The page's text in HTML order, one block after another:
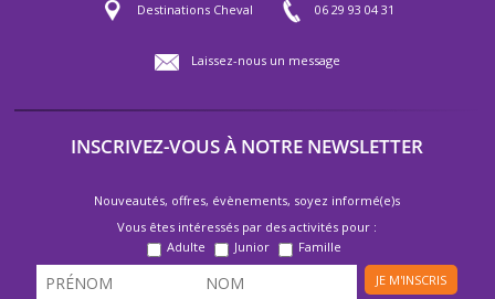
Destinations Cheval 06 29 93 04 31
Laissez-nous un message
INSCRIVEZ-VOUS À NOTRE NEWSLETTER
Nouveautés, offres, évènements, soyez informé(e)s
Vous êtes intéressés par des activités pour :
Adulte
Junior
Famille
JE M'INSCRIS